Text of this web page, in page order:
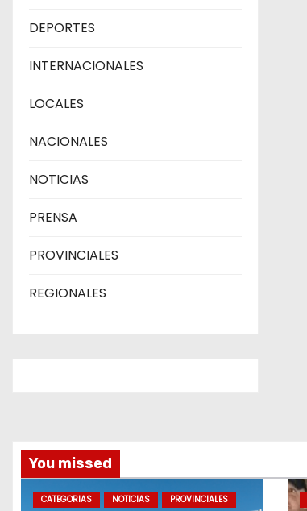
DEPORTES
INTERNACIONALES
LOCALES
NACIONALES
NOTICIAS
PRENSA
PROVINCIALES
REGIONALES
You missed
CATEGORIAS NOTICIAS PROVINCIALES